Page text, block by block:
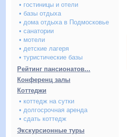
• гостиницы и отели
• базы отдыха
• дома отдыха в Подмосковье
• санатории
• мотели
• детские лагеря
• туристические базы
Рейтинг пансионатов...
Конференц залы
Коттеджи
• коттедж на сутки
• долгосрочная аренда
• сдать коттедж
Экскурсионные туры